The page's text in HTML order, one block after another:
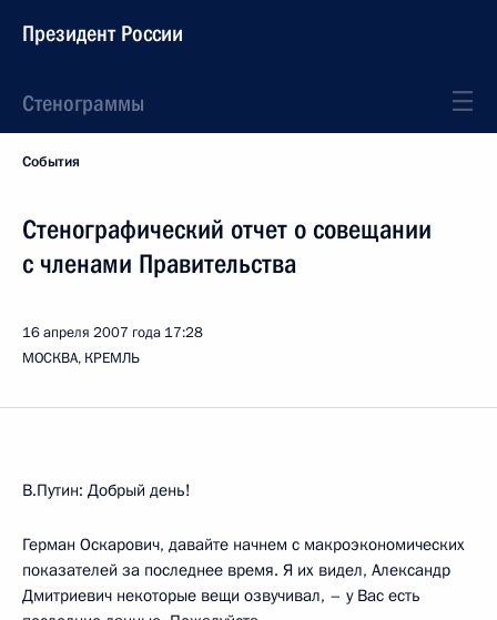
Президент России
Стенограммы
События
Стенографический отчет о совещании
с членами Правительства
16 апреля 2007 года 17:28
МОСКВА, КРЕМЛЬ
В.Путин: Добрый день!
Герман Оскарович, давайте начнем с макроэкономических
показателей за последнее время. Я их видел, Александр
Дмитриевич некоторые вещи озвучивал, – у Вас есть